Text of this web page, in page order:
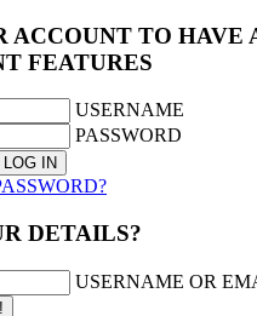
ACCOUNT TO HAVE
FEATURES
USERNAME
PASSWORD
DETAILS?
USERNAME OR